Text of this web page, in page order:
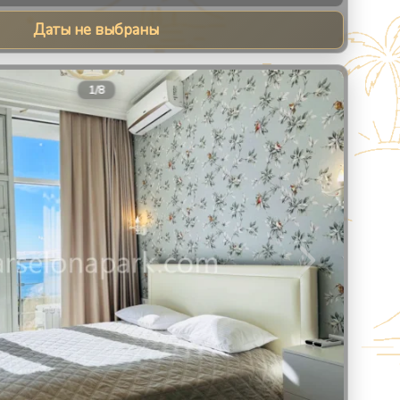
Даты не выбраны
1/8